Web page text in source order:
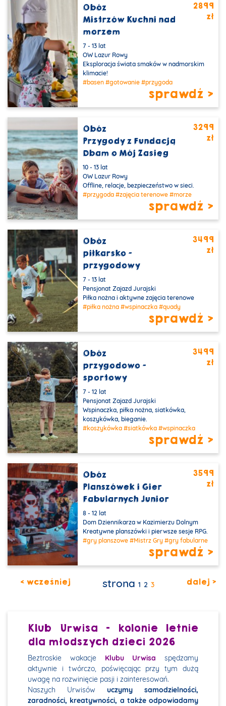
Obóz
Mistrzów Kuchni nad
morzem
2899
zł
7 - 13 lat
OW Lazur Rowy
Eksploracja świata smaków w nadmorskim
klimacie!
#basen #gotowanie #przygoda
sprawdź >
NOWOŚĆ!
Obóz
Przygody z Fundacją
Dbam o Mój Zasięg
3299
zł
10 - 13 lat
OW Lazur Rowy
Offline, relacje, bezpieczeństwo w sieci.
#przygoda #zajęcia terenowe #morze
sprawdź >
Obóz
piłkarsko -
przygodowy
3499
zł
7 - 13 lat
Pensjonat Zajazd Jurajski
Piłka nożna i aktywne zajęcia terenowe
#piłka nożna #wspinaczka #quady
sprawdź >
Obóz
przygodowo -
sportowy
3499
zł
7 - 12 lat
Pensjonat Zajazd Jurajski
Wspinaczka, piłka nożna, siatkówka,
koszykówka, bieganie.
#koszykówka #siatkówka #wspinaczka
sprawdź >
Obóz
Planszówek i Gier
Fabularnych Junior
3599
zł
8 - 12 lat
Dom Dziennikarza w Kazimierzu Dolnym
Kreatywne planszówki i pierwsze sesje RPG.
#gry planszowe #Mistrz Gry #gry fabularne
sprawdź >
< wcześniej strona 1 2 3 dalej >
Klub Urwisa - kolonie letnie
dla młodszych dzieci 2026
Beztroskie wakacje Klubu Urwisa spędzamy
aktywnie i twórczo, poświęcając przy tym dużą
uwagę na rozwinięcie pasji i zainteresowań.
Naszych Urwisów uczymy samodzielności,
zaradności, kreatywności, a także odpowiadamy